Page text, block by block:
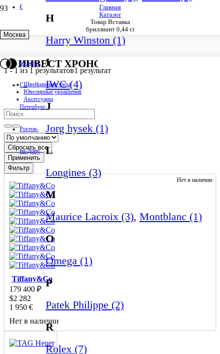
€
Москва
Москва
С.-
Петербург
Ростов-
на-Дону
H
Harry Winston (1)
I
IWC (4)
J
Jorg hysek (1)
L
Longines (3)
M
Maurice Lacroix (3), Montblanc (1)
O
Omega (1)
P
Patek Philippe (2)
R
Rolex (7)
ИНВЕСТ ХРОНО
Главная
Каталог
Товар Вставка
бриллиант 0,44 ct
бриллиант 0,44 ct
1-1 из 1 результатов1 результат
Швейцарские часы
Ювелирные украшения
Аксессуары
Сбросить все
Применить
Фильтр
Нет в наличии
Tiffany&Co
179 400 ₽
$2 282
1 950 €
Нет в наличии